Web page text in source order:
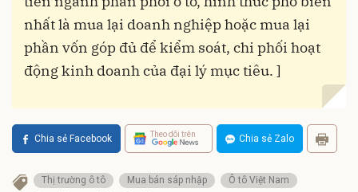
nhất là mua lại doanh nghiệp hoặc mua lại
phần vốn góp đủ để kiểm soát, chi phối hoạt
động kinh doanh của đại lý mục tiêu. ]
Chia sẻ Facebook Theo dõi trên Chia sẻ Zalo
Thị trường ô tô Mua bán sáp nhập
Ô tô Việt Nam